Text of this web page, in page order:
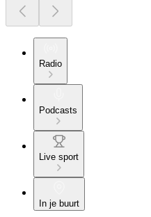
Radio
Podcasts
Live sport
In je buurt